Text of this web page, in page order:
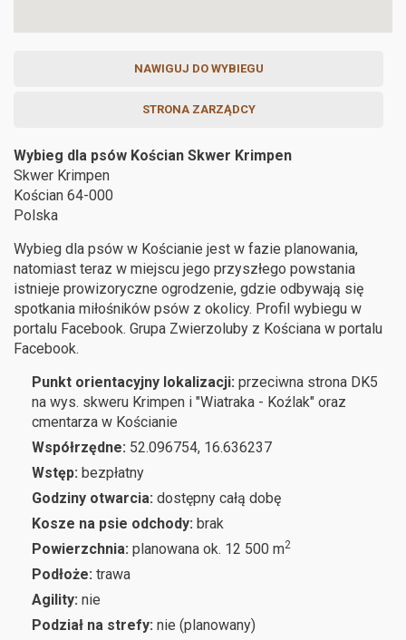
NAWIGUJ DO WYBIEGU
STRONA ZARZĄDCY
Wybieg dla psów Kościan Skwer Krimpen
Skwer Krimpen
Kościan 64-000
Polska
Wybieg dla psów w Kościanie jest w fazie planowania,
natomiast teraz w miejscu jego przyszłego powstania
istnieje prowizoryczne ogrodzenie, gdzie odbywają się
spotkania miłośników psów z okolicy. Profil wybiegu w
portalu Facebook. Grupa Zwierzoluby z Kościana w portalu
Facebook.
Punkt orientacyjny lokalizacji: przeciwna strona DK5
na wys. skweru Krimpen i "Wiatraka - Koźlak" oraz
cmentarza w Kościanie
Współrzędne: 52.096754, 16.636237
Wstęp: bezpłatny
Godziny otwarcia: dostępny całą dobę
Kosze na psie odchody: brak
Powierzchnia: planowana ok. 12 500 m2
Podłoże: trawa
Agility: nie
Podział na strefy: nie (planowany)